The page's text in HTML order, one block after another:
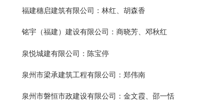
福建穗启建筑有限公司：林红、胡森香
铭宇（福建）建设有限公司：商晓芳、邓秋红
泉悦城建有限公司：陈宝停
泉州市梁承建筑工程有限公司：郑伟南
泉州市磐恒市政建设有限公司：金文霞、邵一恬